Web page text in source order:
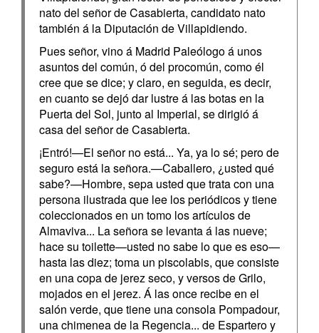
nato del señor de Casabierta, candidato nato
también á la Diputación de Villapidiendo.
Pues señor, vino á Madrid Paleólogo á unos
asuntos del común, ó del procomún, como él
cree que se dice; y claro, en seguida, es decir,
en cuanto se dejó dar lustre á las botas en la
Puerta del Sol, junto al Imperial, se dirigió á
casa del señor de Casabierta.
¡Entró!—El señor no está... Ya, ya lo sé; pero de
seguro está la señora.—Caballero, ¿usted qué
sabe?—Hombre, sepa usted que trata con una
persona ilustrada que lee los periódicos y tiene
coleccionados en un tomo los artículos de
Almaviva... La señora se levanta á las nueve;
hace su toilette—usted no sabe lo que es eso—
hasta las diez; toma un piscolabis, que consiste
en una copa de jerez seco, y versos de Grilo,
mojados en el jerez. Á las once recibe en el
salón verde, que tiene una consola Pompadour,
una chimenea de la Regencia... de Espartero y